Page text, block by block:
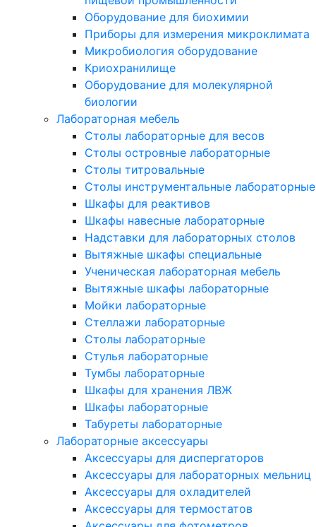
Оборудование для биохимии
Приборы для измерения микроклимата
Микробиология оборудование
Криохранилище
Оборудование для молекулярной
биологии
Лабораторная мебель
Столы лабораторные для весов
Столы островные лабораторные
Столы титровальные
Столы инструментальные лабораторные
Шкафы для реактивов
Шкафы навесные лабораторные
Надставки для лабораторных столов
Вытяжные шкафы специальные
Ученическая лабораторная мебель
Вытяжные шкафы лабораторные
Мойки лабораторные
Стеллажи лабораторные
Столы лабораторные
Стулья лабораторные
Тумбы лабораторные
Шкафы для хранения ЛВЖ
Шкафы лабораторные
Табуреты лабораторные
Лабораторные аксессуары
Аксессуары для диспергаторов
Аксессуары для лабораторных мельниц
Аксессуары для охладителей
Аксессуары для термостатов